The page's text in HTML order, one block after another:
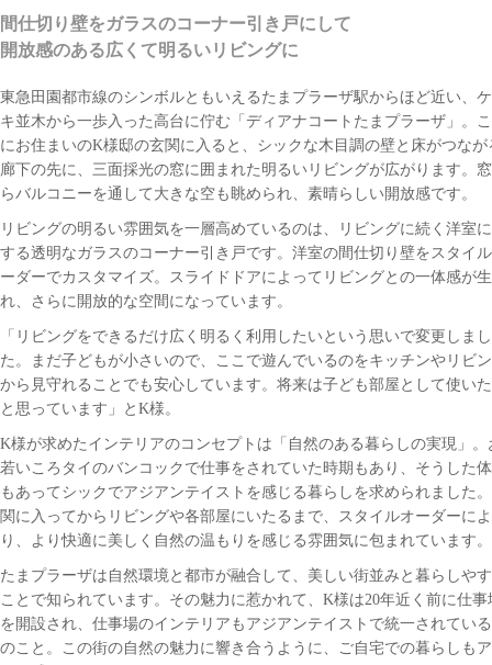
間仕切り壁をガラスのコーナー引き戸にして
開放感のある広くて明るいリビングに
東急田園都市線のシンボルともいえるたまプラーザ駅からほど近い、
キ並木から一歩入った高台に佇む「ディアナコートたまプラーザ」。
にお住まいのK様邸の玄関に入ると、シックな木目調の壁と床がつなが
廊下の先に、三面採光の窓に囲まれた明るいリビングが広がります。
らバルコニーを通して大きな空も眺められ、素晴らしい開放感です。
リビングの明るい雰囲気を一層高めているのは、リビングに続く洋室
する透明なガラスのコーナー引き戸です。洋室の間仕切り壁をスタイ
ーダーでカスタマイズ。スライドドアによってリビングとの一体感が
れ、さらに開放的な空間になっています。
「リビングをできるだけ広く明るく利用したいという思いで変更しまし
た。まだ子どもが小さいので、ここで遊んでいるのをキッチンやリビ
から見守れることでも安心しています。将来は子ども部屋として使い
と思っています」とK様。
K様が求めたインテリアのコンセプトは「自然のある暮らしの実現」。
若いころタイのバンコックで仕事をされていた時期もあり、そうした
もあってシックでアジアンテイストを感じる暮らしを求められました
関に入ってからリビングや各部屋にいたるまで、スタイルオーダーによ
り、より快適に美しく自然の温もりを感じる雰囲気に包まれています。
たまプラーザは自然環境と都市が融合して、美しい街並みと暮らしや
ことで知られています。その魅力に惹かれて、K様は20年近く前に仕事
を開設され、仕事場のインテリアもアジアンテイストで統一されてい
のこと。この街の自然の魅力に響き合うように、ご自宅での暮らしも